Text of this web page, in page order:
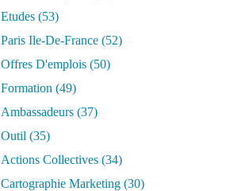
Etudes (53)
Paris Ile-De-France (52)
Offres D'emplois (50)
Formation (49)
Ambassadeurs (37)
Outil (35)
Actions Collectives (34)
Cartographie Marketing (30)